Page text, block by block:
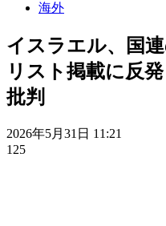
海外
イスラエル、国
リスト掲載に反
批判
2026年5月31日 11:21
125